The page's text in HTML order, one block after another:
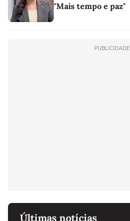
"Mais tempo e paz"
PUBLICIDADE
Últimas notícias